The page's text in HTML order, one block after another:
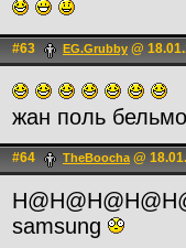
#63 EG.Grubby @
жан поль
#64 TheBoocha@
samsung